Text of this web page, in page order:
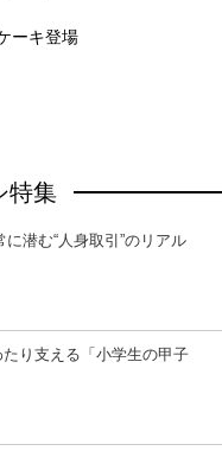
ーキ登場
特集
潜む“人身取引”のリアル
り支える「小学生の甲子